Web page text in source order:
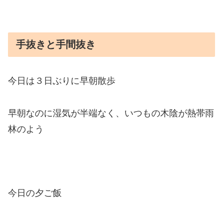
手抜きと手間抜き
今日は３日ぶりに早朝散歩
早朝なのに湿気が半端なく、いつもの木陰が熱帯雨
林のよう
今日の夕ご飯